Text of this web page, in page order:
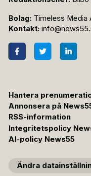
Bolag: Timeless Media
Kontakt:
Hantera
Annonsera på
RSS-information
Integritetspolicy
AI-policy News55
Ändra